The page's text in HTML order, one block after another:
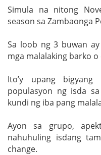
Simula na nitong
season sa Zambaonga
Sa loob ng 3 buwan
mga malalaking barko
Ito’y upang
populasyon ng isda
kundi ng iba pang
Ayon sa grupo,
nahuhuling isdang
change.